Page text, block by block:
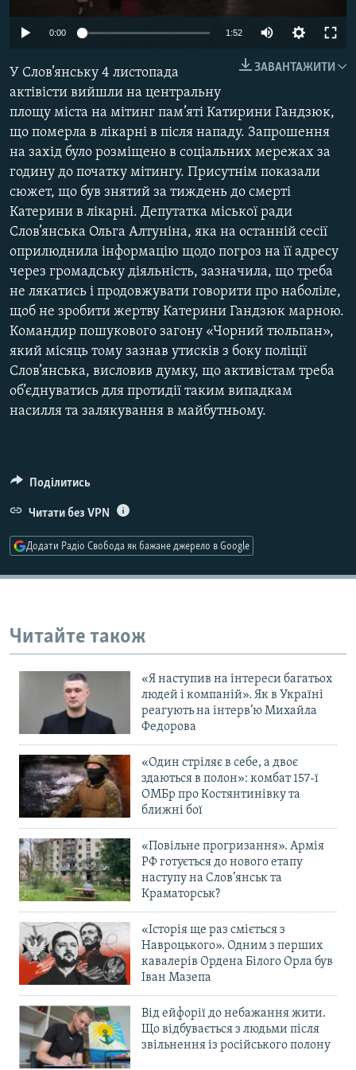
МУЛЬТИМЕДІА
ФОТО
СПЕЦПРОЄКТИ
ПОДКАСТИ
КРИМ РЕАЛІЇ
УКР
КТАТ
Усі сайти RFE/RL
0:00 1:52
ЗАВАНТАЖИТИ
У Слов’янську 4 листопада
актівісти вийшли на центральну
площу міста на мітинг пам’яті Катирини Гандзюк,
що померла в лікарні в після нападу. Запрошення
на захід було розміщено в соціальних мережах за
годину до початку мітингу. Присутнім показали
сюжет, що був знятий за тиждень до смерті
Катерини в лікарні. Депутатка міської ради
Слов’янська Ольга Алтуніна, яка на останній сесії
оприлюднила інформацію щодо погроз на її адресу
через громадську діяльність, зазначила, що треба
не лякатись і продовжувати говорити про наболіле,
щоб не зробити жертву Катерини Гандзюк марною.
Командир пошукового загону «Чорний тюльпан»,
який місяць тому зазнав утисків з боку поліції
Слов’янська, висловив думку, що активістам треба
об’єднуватись для протидії таким випадкам
насилля та залякування в майбутньому.
Поділитись
Читати без VPN
Додати Радіо Свобода як бажане джерело в Google
Читайте також
«Я наступив на інтереси багатьох
людей і компаній». Як в Україні
реагують на інтерв’ю Михайла
Федорова
«Один стріляє в себе, а двоє
здаються в полон»: комбат 157-ї
ОМБр про Костянтинівку та
ближні бої
«Повільне прогризання». Армія
РФ готується до нового етапу
наступу на Слов’янськ та
Краматорськ?
«Історія ще раз сміється з
Навроцького». Одним з перших
кавалерів Ордена Білого Орла був
Іван Мазепа
Від ейфорії до небажання жити.
Що відбувається з людьми після
звільнення із російського полону